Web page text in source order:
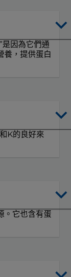
是因為它們通
養，提供蛋白
K的良好來
。它也含有蛋